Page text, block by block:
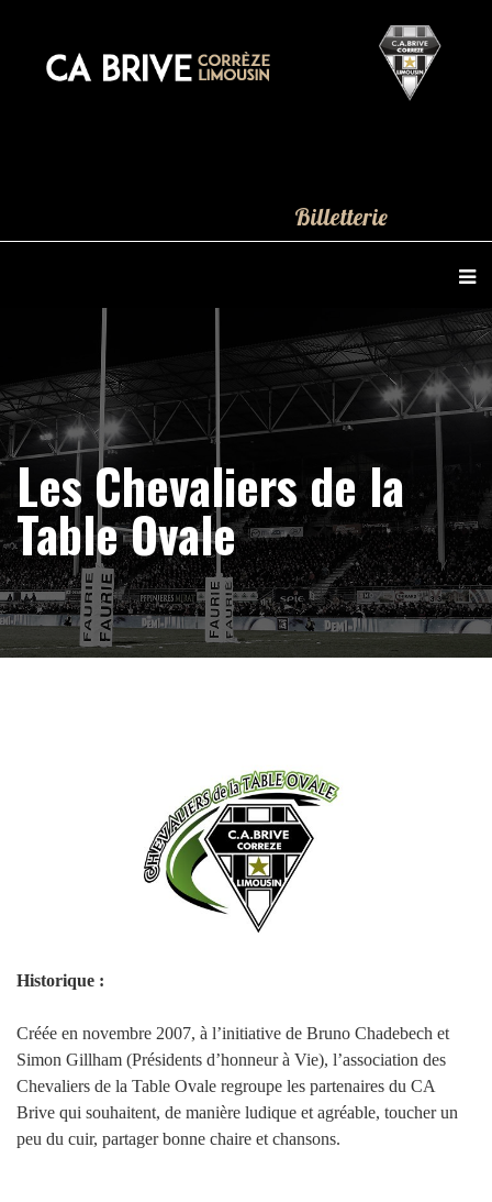
Billetterie
Les Chevaliers de la
Table Ovale
Historique :
Créée en novembre 2007, à l’initiative de Bruno Chadebech et
Simon Gillham (Présidents d’honneur à Vie), l’association des
Chevaliers de la Table Ovale regroupe les partenaires du CA
Brive qui souhaitent, de manière ludique et agréable, toucher un
peu du cuir, partager bonne chaire et chansons.